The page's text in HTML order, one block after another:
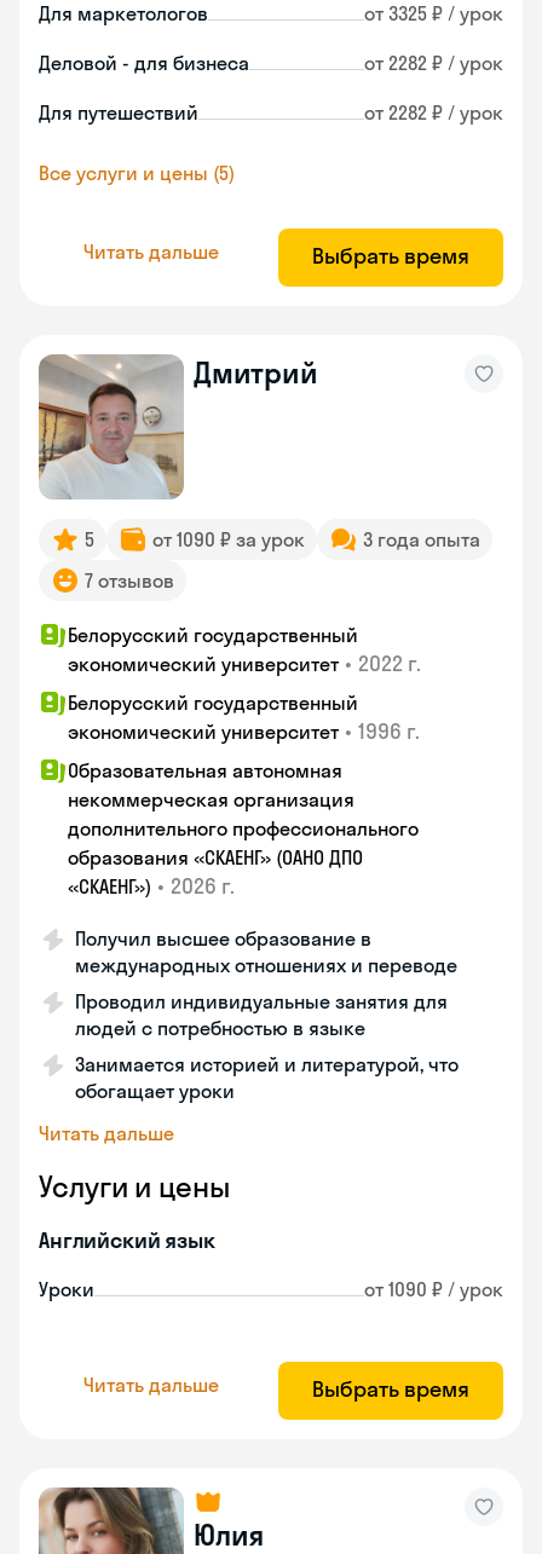
Для маркетологов от 3325 ₽ / урок
Деловой - для бизнеса от 2282 ₽ / урок
Для путешествий от 2282 ₽ / урок
Все услуги и цены (5)
Читать дальше Выбрать время
Дмитрий
5 от 1090 ₽ за урок
3 года опыта
7 отзывов
Белорусский государственный
экономический университет • 2022 г.
Белорусский государственный
экономический университет • 1996 г.
Образовательная автономная
некоммерческая организация
дополнительного профессионального
образования «СКАЕНГ» (ОАНО ДПО
«СКАЕНГ») • 2026 г.
Получил высшее образование в
международных отношениях и переводе
Проводил индивидуальные занятия для
людей с потребностью в языке
Занимается историей и литературой, что
обогащает уроки
Читать дальше
Услуги и цены
Английский язык
Уроки от 1090 ₽ / урок
Читать дальше Выбрать время
Юлия